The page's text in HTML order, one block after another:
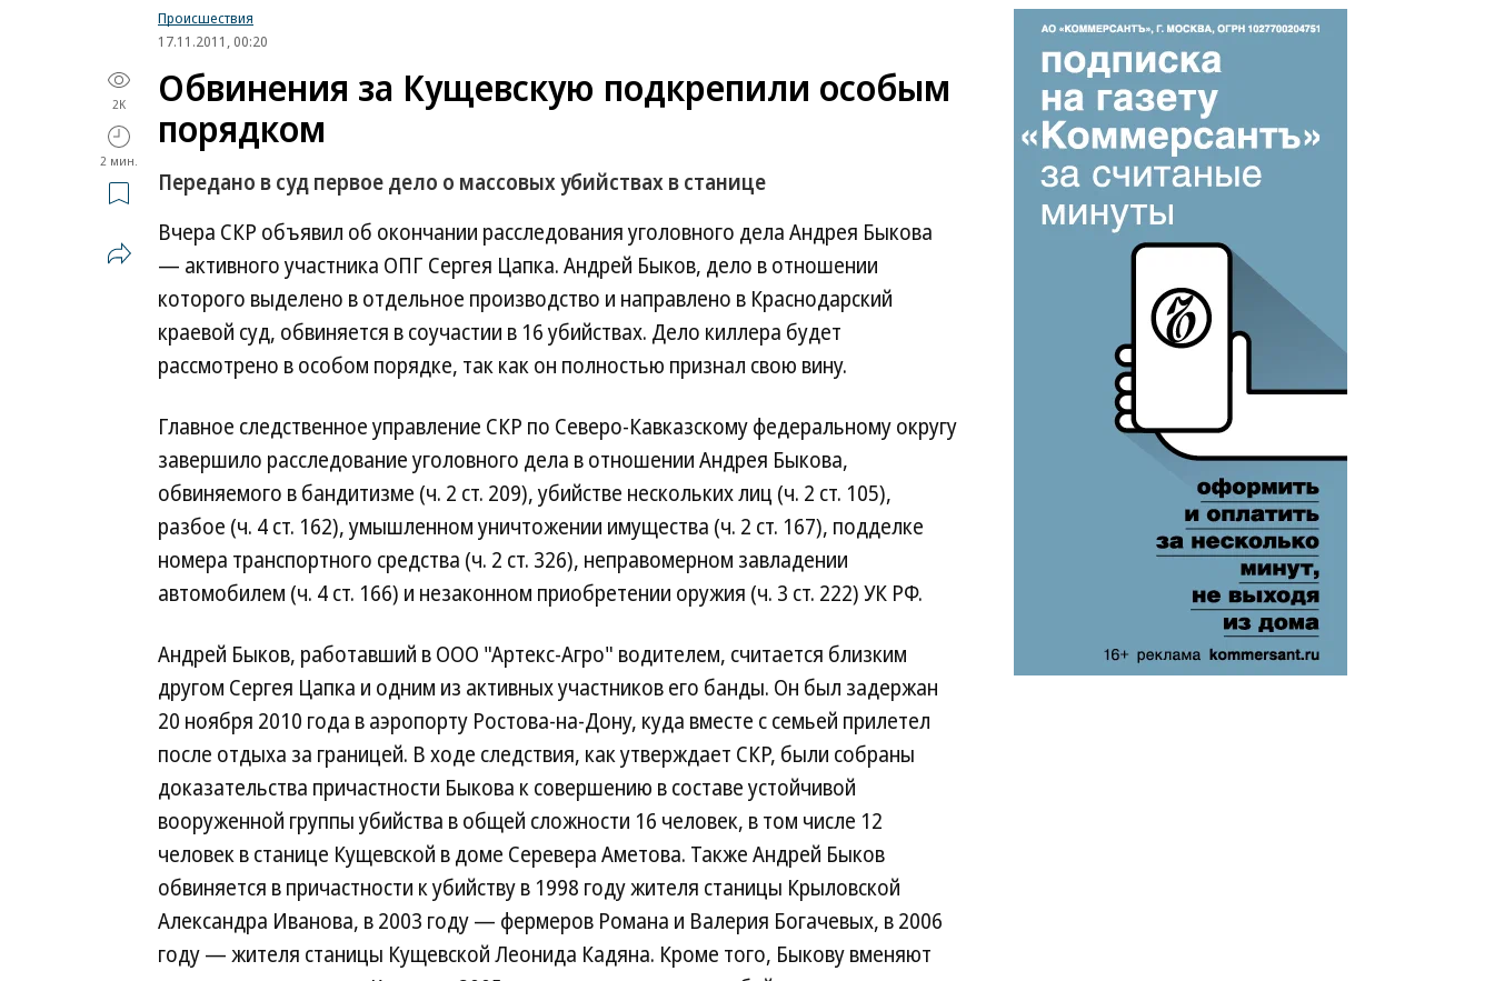
Происшествия
17.11.2011, 00:20
2K
2 мин.
Обвинения за Кущевскую подкрепили особым
порядком
Передано в суд первое дело о массовых убийствах в станице
Вчера СКР объявил об окончании расследования уголовного дела Андрея Быкова
— активного участника ОПГ Сергея Цапка. Андрей Быков, дело в отношении
которого выделено в отдельное производство и направлено в Краснодарский
краевой суд, обвиняется в соучастии в 16 убийствах. Дело киллера будет
рассмотрено в особом порядке, так как он полностью признал свою вину.
Главное следственное управление СКР по Северо-Кавказскому федеральному округу
завершило расследование уголовного дела в отношении Андрея Быкова,
обвиняемого в бандитизме (ч. 2 ст. 209), убийстве нескольких лиц (ч. 2 ст. 105),
разбое (ч. 4 ст. 162), умышленном уничтожении имущества (ч. 2 ст. 167), подделке
номера транспортного средства (ч. 2 ст. 326), неправомерном завладении
автомобилем (ч. 4 ст. 166) и незаконном приобретении оружия (ч. 3 ст. 222) УК РФ.
Андрей Быков, работавший в ООО "Артекс-Агро" водителем, считается близким
другом Сергея Цапка и одним из активных участников его банды. Он был задержан
20 ноября 2010 года в аэропорту Ростова-на-Дону, куда вместе с семьей прилетел
после отдыха за границей. В ходе следствия, как утверждает СКР, были собраны
доказательства причастности Быкова к совершению в составе устойчивой
вооруженной группы убийства в общей сложности 16 человек, в том числе 12
человек в станице Кущевской в доме Серевера Аметова. Также Андрей Быков
обвиняется в причастности к убийству в 1998 году жителя станицы Крыловской
Александра Иванова, в 2003 году — фермеров Романа и Валерия Богачевых, в 2006
году — жителя станицы Кущевской Леонида Кадяна. Кроме того, Быкову вменяют